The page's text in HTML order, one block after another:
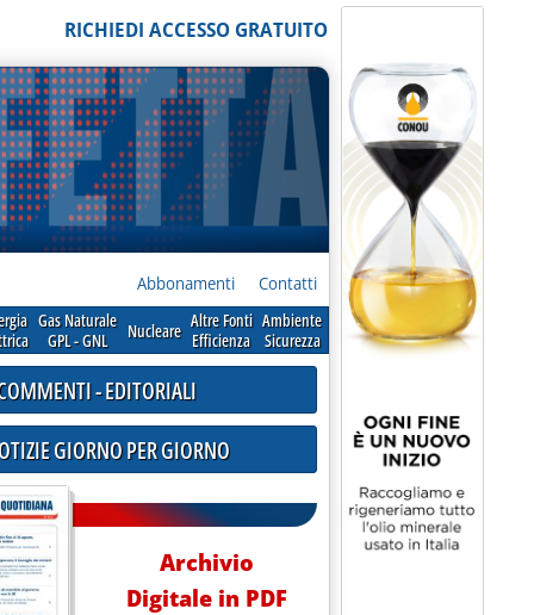
RICHIEDI ACCESSO GRATUITO
Abbonamenti Contatti
Gas Naturale
GPL - GNL
Nucleare Altre Fonti
Efficienza
Ambiente
Sicurezza
- EDITORIALI
GIORNO PER GIORNO
Archivio
Digitale in PDF